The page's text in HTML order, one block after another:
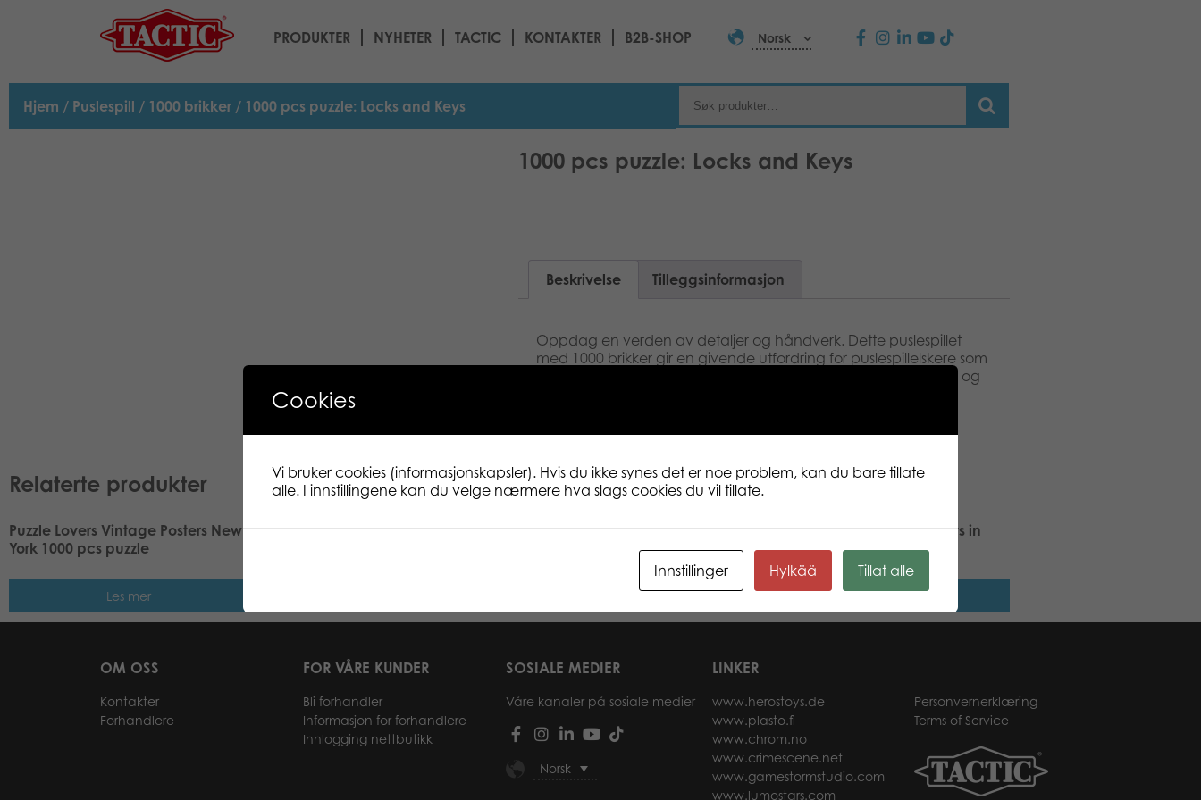
PRODUKTER NYHETER TACTIC KONTAKTER B2B-SHOP Norsk
Hjem / Puslespill / 1000 brikker / 1000 pcs puzzle: Locks and Keys
1000 pcs puzzle: Locks and Keys
Beskrivelse Tilleggsinformasjon
Oppdag en verden av detaljer og håndverk. Dette puslespillet
med 1000 brikker gir en givende utfordring for puslespillelskere som
verdsetter historie og tidløst design. Perfekt for rolige pusleøkter og
Relaterte produkter
Puzzle Lovers Vintage Posters New
York 1000 pcs puzzle
Les mer
Puzzle Lovers Koli Finland 1000 pcs
Puzzle Lovers Trevi Fountain 1000
Les mer
Puzzle Lovers Northern Lights in
Tromso 1000 pcs puzzle
Les mer
OM OSS
Kontakter
Forhandlere
FOR VÅRE KUNDER
Bli forhandler
Informasjon for forhandlere
Innlogging nettbutikk
SOSIALE MEDIER
Våre kanaler på sosiale medier
Norsk
LINKER
www.herostoys.de
www.plasto.fi
www.chrom.no
www.crimescene.net
www.gamestormstudio.com
www.lumostars.com
Personvernerklæring
Terms of Service
Cookies
Vi bruker cookies (informasjonskapsler). Hvis du ikke synes det er noe problem, kan du bare tillate
alle. I innstillingene kan du velge nærmere hva slags cookies du vil tillate.
Innstillinger Hylkää Tillat alle